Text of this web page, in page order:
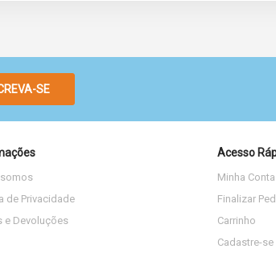
SE
de Privacidade
e Devoluções
Acesso
Minha Conta
Finalizar
Carrinho
Cadastre-se